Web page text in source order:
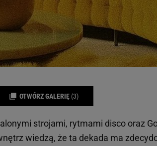
OTWÓRZ GALERIĘ (3)
strojami, rytmami disco oraz
wiedzą, że ta dekada ma